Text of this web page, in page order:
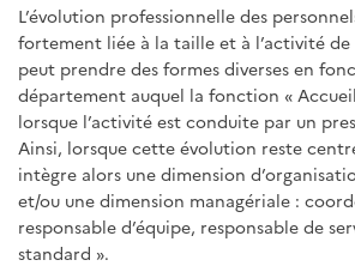
L’évolution professionnelle des
fortement liée à la taille et à l’activité de
peut prendre des formes diverses en
département auquel la fonction «
lorsque l’activité est conduite par un
Ainsi, lorsque cette évolution reste
intègre alors une dimension
et/ou une dimension managériale :
responsable d’équipe, responsable de
standard ».